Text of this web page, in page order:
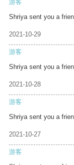
游客
Shriya sent you a frien
2021-10-29
游客
Shriya sent you a frien
2021-10-28
游客
Shriya sent you a frien
2021-10-27
游客